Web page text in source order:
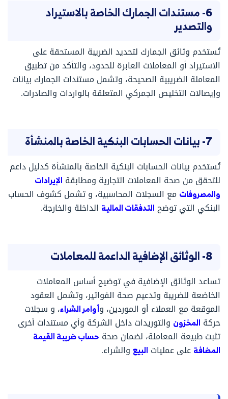
6- مستندات الجمارك الخاصة بالاستيراد
والتصدير
تُستخدم وثائق الجمارك لتحديد الضريبة المستحقة على
الاستيراد أو المعاملات العابرة للحدود، والتأكد من تطبيق
المعاملة الضريبية الصحيحة، وتشمل مستندات الجمارك بيانات
وإيصالات التخليص الجمركي المتعلقة بالواردات والصادرات.
7- بيانات الحسابات البنكية الخاصة بالمنشأة
تُستخدم بيانات الحسابات البنكية الخاصة بالمنشأة كدليل داعم
للتحقق من صحة المعاملات التجارية ومطابقة الإيرادات
والمصروفات مع السجلات المحاسبية، و تشمل كشوف الحساب
البنكي التي توضح التدفقات المالية الداخلة والخارجة.
8- الوثائق الإضافية الداعمة للمعاملات
تساعد الوثائق الإضافية في توضيح أساس المعاملات
الخاضعة للضريبة وتدعيم صحة الفواتير، وتشمل العقود
الموقعة مع العملاء أو الموردين، وأوامر الشراء، و سجلات
حركة المخزون والتوريدات داخل الشركة وأي مستندات أخرى
تثبت طبيعة المعاملة، لضمان صحة حساب ضريبة القيمة
المضافة على عمليات البيع والشراء.